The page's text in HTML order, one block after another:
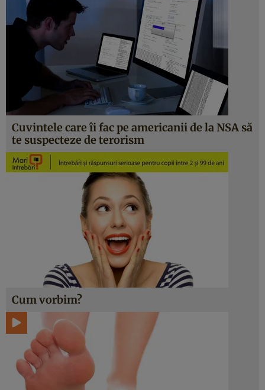
Cuvintele care îi fac pe americanii de la NSA să
te suspecteze de terorism
Cum vorbim?